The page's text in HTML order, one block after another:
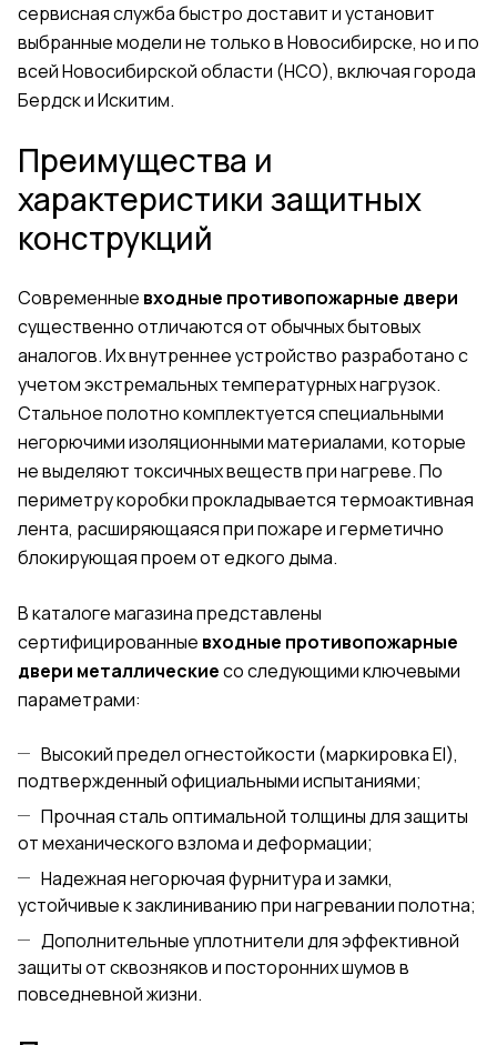
сервисная служба быстро доставит и установит
выбранные модели не только в Новосибирске, но и по
всей Новосибирской области (НСО), включая города
Бердск и Искитим.
Преимущества и
характеристики защитных
конструкций
Современные входные противопожарные двери
существенно отличаются от обычных бытовых
аналогов. Их внутреннее устройство разработано с
учетом экстремальных температурных нагрузок.
Стальное полотно комплектуется специальными
негорючими изоляционными материалами, которые
не выделяют токсичных веществ при нагреве. По
периметру коробки прокладывается термоактивная
лента, расширяющаяся при пожаре и герметично
блокирующая проем от едкого дыма.
В каталоге магазина представлены
сертифицированные входные противопожарные
двери металлическиесо следующими ключевыми
параметрами:
Высокий предел огнестойкости (маркировка EI),
подтвержденный официальными испытаниями;
Прочная сталь оптимальной толщины для защиты
от механического взлома и деформации;
Надежная негорючая фурнитура и замки,
устойчивые к заклиниванию при нагревании полотна;
Дополнительные уплотнители для эффективной
защиты от сквозняков и посторонних шумов в
повседневной жизни.